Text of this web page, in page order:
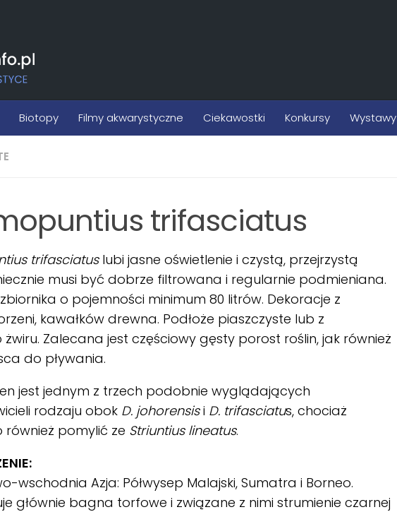
Biotopy Filmy akwarystyczne Ciekawostki Konkursy Wystawy
trifasciatus
trifasciatuslubi jasne oświetlenie i czystą, przejrzystą
musi być dobrze filtrowana i regularnie podmieniana.
o pojemności minimum 80 litrów. Dekoracje z
kawałków drewna. Podłoże piaszczyste lub z
Zalecana jest częściowy gęsty porost roślin, jak również
do pływania.
jest jednym z trzech podobnie wyglądających
rodzaju obok D. johorensisi D. trifasciatus, chociaż
pomylić ze Striuntius lineatus.
wschodnia Azja: Półwysep Malajski, Sumatra i Borneo.
głównie bagna torfowe i związane z nimi strumienie czarnej